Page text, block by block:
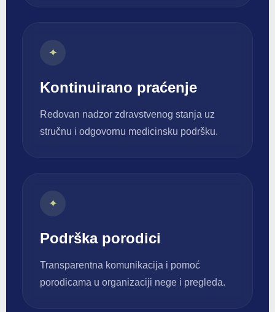
✦
Kontinuirano praćenje
Redovan nadzor zdravstvenog stanja uz
stručnu i odgovornu medicinsku podršku.
✦
Podrška porodici
Transparentna komunikacija i pomoć
porodicama u organizaciji nege i pregleda.